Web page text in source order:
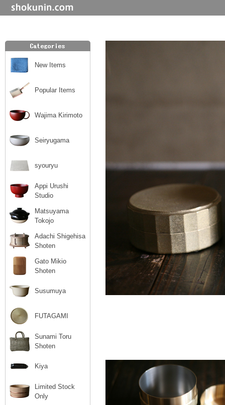
New Items
Popular Items
Wajima Kirimoto
Seiryugama
syouryu
Appi Urushi
Studio
Matsuyama
Tokojo
Adachi Shigehisa
Shoten
Gato Mikio
Shoten
Susumuya
FUTAGAMI
Sunami Toru
Shoten
Kiya
Limited Stock
Only